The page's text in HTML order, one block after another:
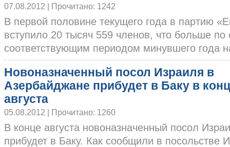
07.08.2012 | Прочитано: 1242
В первой половине текущего года в партию
вступило 20 тысяч 559 членов, что больше по
соответствующим периодом минувшего года
Новоназначенный посол Израиля в
Азербайджане прибудет в Баку в
августа
05.08.2012 | Прочитано: 1260
В конце августа новоназначенный посол
прибудет в Баку. Как сообщили в посольстве